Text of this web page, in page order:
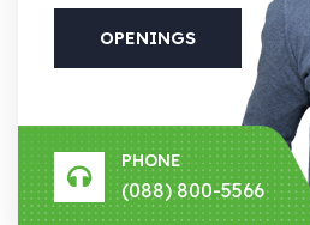
OPENINGS
PHONE
(088) 800-5566